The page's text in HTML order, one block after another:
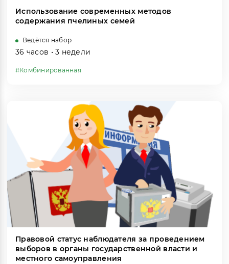
Использование современных методов
содержания пчелиных семей
Ведётся набор
36 часов • 3 недели
#Комбинированная
Правовой статус наблюдателя за проведением
выборов в органы государственной власти и
местного самоуправления